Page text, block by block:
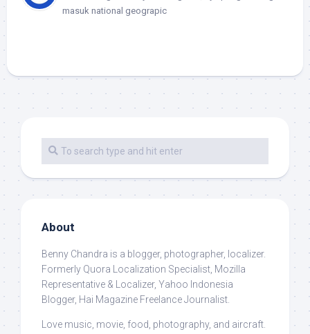
masuk national geograpic
About
Benny Chandra is a blogger, photographer, localizer.
Formerly Quora Localization Specialist, Mozilla
Representative & Localizer, Yahoo Indonesia
Blogger, Hai Magazine Freelance Journalist.
Love music, movie, food, photography, and aircraft.